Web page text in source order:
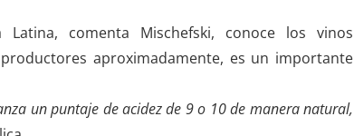
comenta Mischefski, conoce los vinos
aproximadamente, es un importante
un puntaje de acidez de 9 o 10 de manera natural,